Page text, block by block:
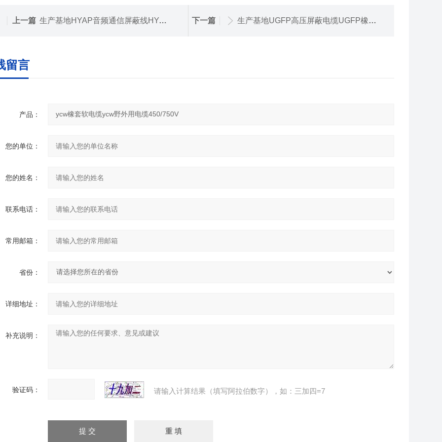
上一篇 生产基地HYAP音频通信屏蔽线HYAP规格 下一篇 生产基地UGFP高压屏蔽电缆UGFP橡套软电缆
留言
产品：
您的单位：
您的姓名：
联系电话：
常用邮箱：
省份：
详细地址：
补充说明：
验证码： 请输入计算结果（填写阿拉伯数字），如：三加四=7